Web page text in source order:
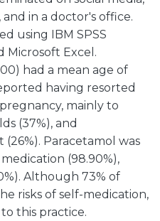
in a doctor's office.
using IBM SPSS
Microsoft Excel.
had a mean age of
having resorted
mainly to
(37%), and
Paracetamol was
(98.90%),
Although 73% of
risks of self-medication,
this practice.